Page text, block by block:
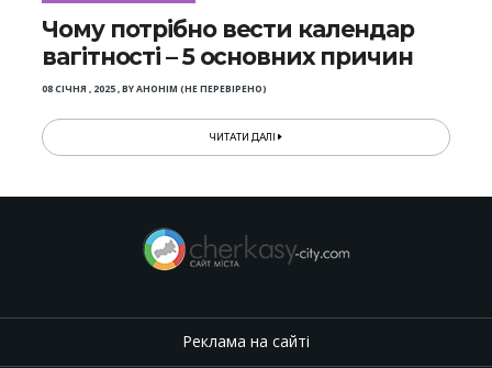
Чому потрібно вести календар
вагітності – 5 основних причин
08 СІЧНЯ , 2025,BYАНОНІМ (НЕ ПЕРЕВІРЕНО)
ЧИТАТИ ДАЛІ
Реклама на сайті